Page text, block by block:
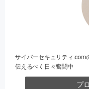
サイバーセキュリティ.com
伝えるべく日々奮闘中
プ